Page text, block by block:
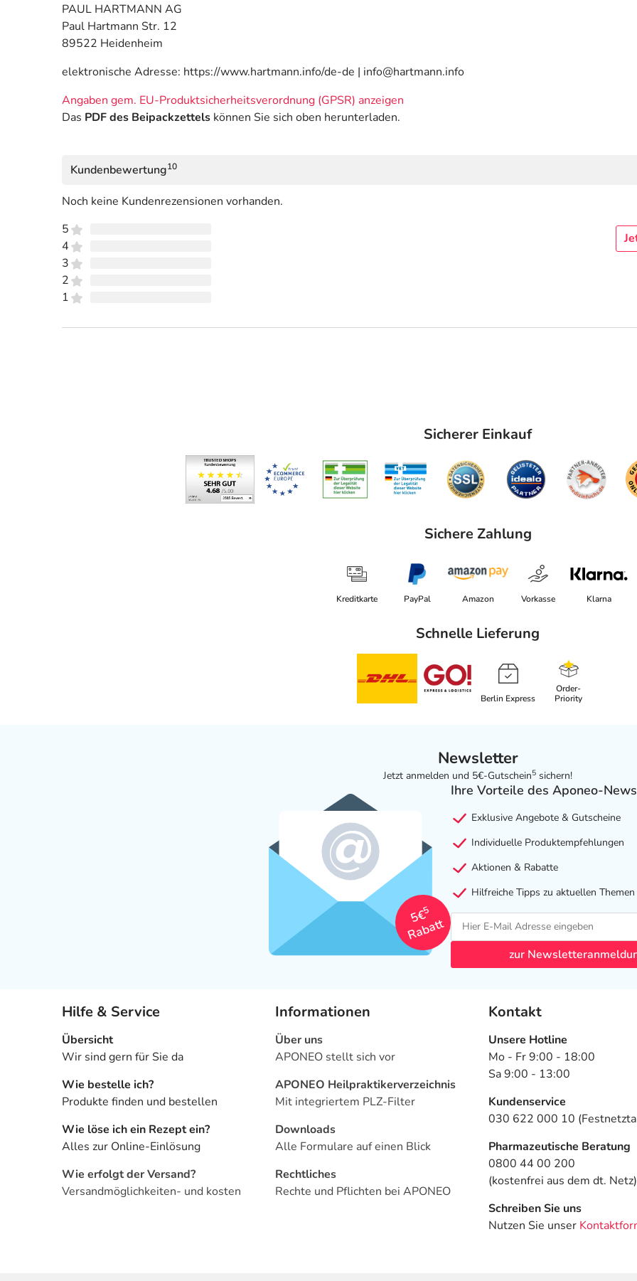
PAUL HARTMANN AG
Paul Hartmann Str. 12
89522 Heidenheim
elektronische Adresse: https://www.hartmann.info/de-de | info@hartmann.info
Angaben gem. EU-Produktsicherheitsverordnung (GPSR) anzeigen
Das PDF des Beipackzettels können Sie sich oben herunterladen.
Kundenbewertung10
Noch keine Kundenrezensionen vorhanden.
5
4
3
2
1
Sicherer Einkauf
Sichere Zahlung
Kreditkarte PayPal Amazon Vorkasse Klarna
Schnelle Lieferung
Berlin Express
Order-
Priority
Newsletter
Jetzt anmelden und 5€-Gutschein5 sichern!
5€
5
Rabatt
Ihre Vorteile des Aponeo-
Exklusive Angebote & Gutscheine
Individuelle Produktempfehlungen
Aktionen & Rabatte
Hilfreiche Tipps zu aktuellen Themen
zur
Hilfe & Service
Übersicht
Wir sind gern für Sie da
Wie bestelle ich?
Produkte finden und bestellen
Wie löse ich ein Rezept ein?
Alles zur Online-Einlösung
Wie erfolgt der Versand?
Versandmöglichkeiten- und kosten
Informationen
Über uns
APONEO stellt sich vor
APONEO Heilpraktikerverzeichnis
Mit integriertem PLZ-Filter
Downloads
Alle Formulare auf einen Blick
Rechtliches
Rechte und Pflichten bei APONEO
Kontakt
Unsere Hotline
Mo - Fr 9:00 - 18:00
Sa 9:00 - 13:00
Kundenservice
030 622 000 10
Pharmazeutische Beratung
0800 44 00 200
(kostenfrei aus dem dt. Netz)
Schreiben Sie uns
Nutzen Sie unser